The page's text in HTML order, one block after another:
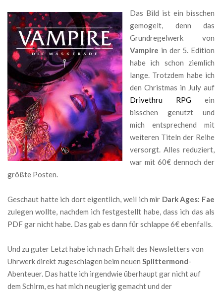
Das Bild ist ein bisschen
gemogelt, denn das
Grundregelwerk von
Vampire in der 5. Edition
habe ich schon ziemlich
lange. Trotzdem habe ich
den Christmas in July auf
Drivethru RPG ein
bisschen genutzt und
mich entsprechend mit
weiteren Titeln der Reihe
versorgt. Alles reduziert,
war mit 60€ dennoch der
größte Posten.
Geschaut hatte ich dort eigentlich, weil ich mir Dark Ages: Fae
zulegen wollte, nachdem ich festgestellt habe, dass ich das als
PDF gar nicht habe. Das gab es dann für schlappe 6€ ebenfalls.
Und zu guter Letzt habe ich nach Erhalt des Newsletters von
Uhrwerk direkt zugeschlagen beim neuen Splittermond-
Abenteuer. Das hatte ich irgendwie überhaupt gar nicht auf
dem Schirm, es hat mich neugierig gemacht und der